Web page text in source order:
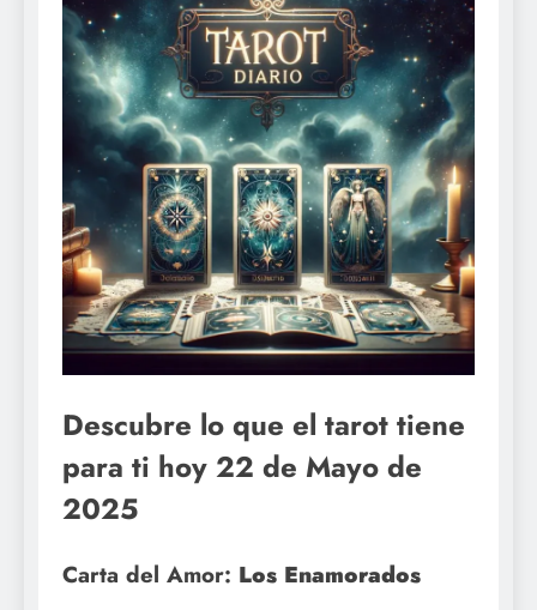
Descubre lo que el tarot tiene
para ti hoy 22 de Mayo de
2025
Carta del Amor: Los Enamorados